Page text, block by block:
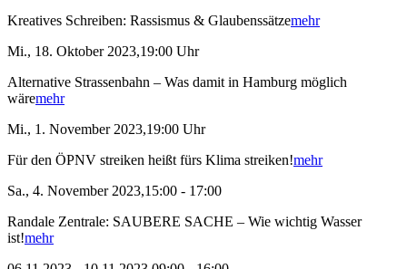
Kreatives Schreiben: Rassismus & Glaubenssätzemehr
Mi., 18. Oktober 2023,19:00 Uhr
Alternative Strassenbahn – Was damit in Hamburg möglich
wäremehr
Mi., 1. November 2023,19:00 Uhr
Für den ÖPNV streiken heißt fürs Klima streiken!mehr
Sa., 4. November 2023,15:00 - 17:00
Randale Zentrale: SAUBERE SACHE – Wie wichtig Wasser
ist!mehr